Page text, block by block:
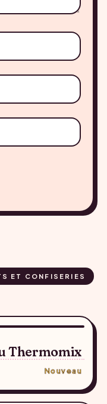
ET CONFISERIES
Thermomix
Nouveau